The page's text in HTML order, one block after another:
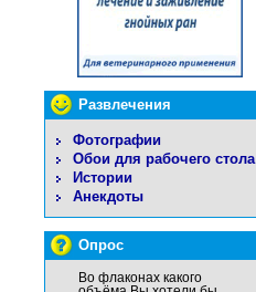
Развлечения
Фотографии
Обои для рабочего стола
Истории
Анекдоты
Опрос
Во флаконах какого